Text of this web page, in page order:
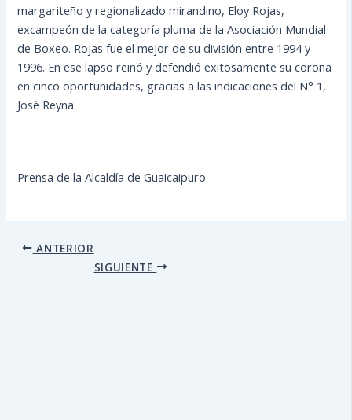
margariteño y regionalizado mirandino, Eloy Rojas,
excampeón de la categoría pluma de la Asociación Mundial
de Boxeo. Rojas fue el mejor de su división entre 1994 y
1996. En ese lapso reinó y defendió exitosamente su corona
en cinco oportunidades, gracias a las indicaciones del N° 1,
José Reyna.
Prensa de la Alcaldía de Guaicaipuro
ANTERIOR
SIGUIENTE